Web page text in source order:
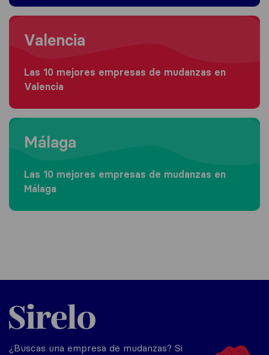
Moving to Valencia
Valencia
Las 10 mejores empresas de mudanzas en
Valencia
Moving to Málaga
Málaga
Las 10 mejores empresas de mudanzas en
Málaga
Sirelo.es
¿Buscas una empresa de mudanzas? Si